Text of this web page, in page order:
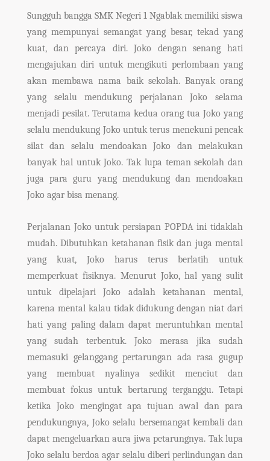
Sungguh bangga SMK Negeri 1 Ngablak memiliki siswa
yang mempunyai semangat yang besar, tekad yang
kuat, dan percaya diri. Joko dengan senang hati
mengajukan diri untuk mengikuti perlombaan yang
akan membawa nama baik sekolah. Banyak orang
yang selalu mendukung perjalanan Joko selama
menjadi pesilat. Terutama kedua orang tua Joko yang
selalu mendukung Joko untuk terus menekuni pencak
silat dan selalu mendoakan Joko dan melakukan
banyak hal untuk Joko. Tak lupa teman sekolah dan
juga para guru yang mendukung dan mendoakan
Joko agar bisa menang.
Perjalanan Joko untuk persiapan POPDA ini tidaklah
mudah. Dibutuhkan ketahanan fisik dan juga mental
yang kuat, Joko harus terus berlatih untuk
memperkuat fisiknya. Menurut Joko, hal yang sulit
untuk dipelajari Joko adalah ketahanan mental,
karena mental kalau tidak didukung dengan niat dari
hati yang paling dalam dapat meruntuhkan mental
yang sudah terbentuk. Joko merasa jika sudah
memasuki gelanggang pertarungan ada rasa gugup
yang membuat nyalinya sedikit menciut dan
membuat fokus untuk bertarung terganggu. Tetapi
ketika Joko mengingat apa tujuan awal dan para
pendukungnya, Joko selalu bersemangat kembali dan
dapat mengeluarkan aura jiwa petarungnya. Tak lupa
Joko selalu berdoa agar selalu diberi perlindungan dan